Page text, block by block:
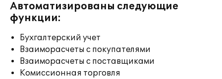
Автоматизированы следующие
функции:
Бухгалтерский учет
Взаиморасчеты с покупателями
Взаиморасчеты с поставщиками
Комиссионная торговля